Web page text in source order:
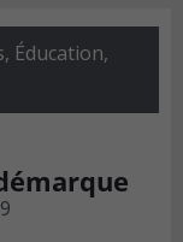
, Éducation,